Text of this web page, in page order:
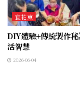
宜花東
DIY體驗+傳統製作
活智慧
2026-06-04